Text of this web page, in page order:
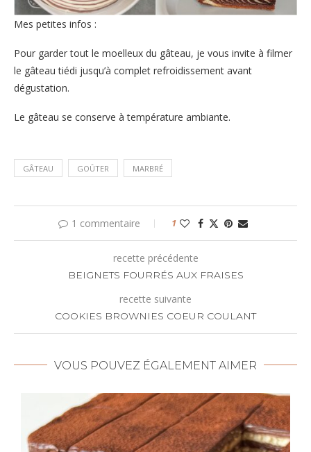
Mes petites infos :
Pour garder tout le moelleux du gâteau, je vous invite à filmer
le gâteau tiédi jusqu’à complet refroidissement avant
dégustation.
Le gâteau se conserve à température ambiante.
GÂTEAU GOÛTER MARBRÉ
1 commentaire 1
recette précédente
BEIGNETS FOURRÉS AUX FRAISES
recette suivante
COOKIES BROWNIES COEUR COULANT
VOUS POUVEZ ÉGALEMENT AIMER